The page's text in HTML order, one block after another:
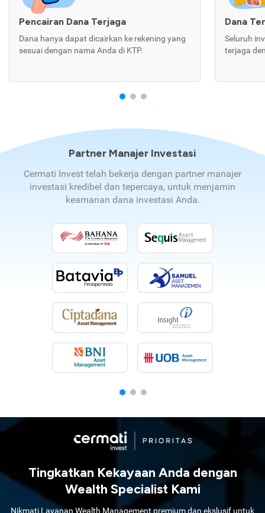
Pencairan Dana Terjaga
Dana hanya dapat dicairkan ke rekening yang
sesuai dengan nama Anda di KTP.
Dana
Seluruh
terjaga
Partner Manajer Investasi
Cermati Invest telah bekerja dengan partner manajer
investasi kredibel dan tepercaya, untuk menjamin
keamanan dana investasi Anda.
Tingkatkan Kekayaan Anda dengan
Wealth Specialist Kami
Nikmati Layanan Wealth Management premium dan ekslusif untuk